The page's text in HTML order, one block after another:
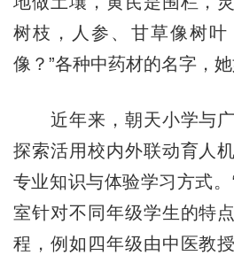
树枝，人参、甘草像树
像？”各种中药材的名字，她
近年来，朝天小学与广
探索活用校内外联动育人
专业知识与体验学习方式
室针对不同年级学生的特
程，例如四年级由中医教